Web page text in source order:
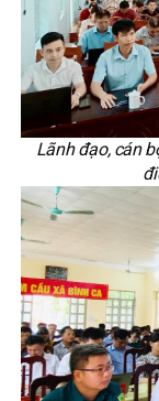
Lãnh đạo, cán